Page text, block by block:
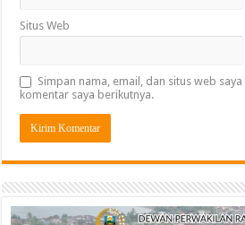
Situs Web
Simpan nama, email, dan situs web
komentar saya berikutnya.